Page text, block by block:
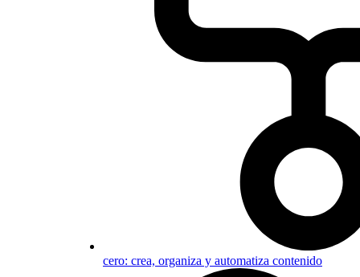
cero: crea, organiza y automatiza contenido